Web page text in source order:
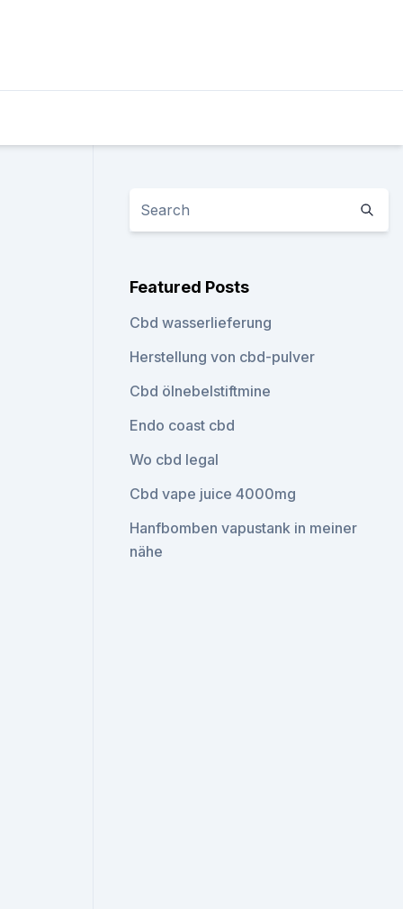
Featured Posts
Cbd wasserlieferung
Herstellung von cbd-pulver
Cbd ölnebelstiftmine
Endo coast cbd
Wo cbd legal
Cbd vape juice 4000mg
Hanfbomben vapustank in meiner
nähe